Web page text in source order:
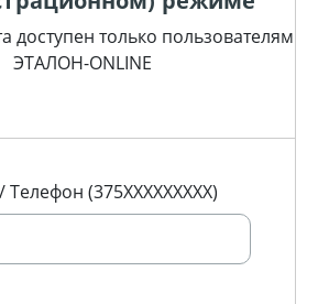
доступен только пользователям
ЭТАЛОН-ONLINE
(375XXXXXXXXX)